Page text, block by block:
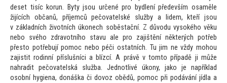
deset tisíc korun. Byty jsou určené pro bydlení především osaměle
žijících občanů, příjemců pečovatelské služby a lidem, kteří jsou
v základních životních úkonech soběstační. Z důvodu vysokého věku
nebo svého zdravotního stavu ale pro zajištění některých potřeb
přesto potřebují pomoc nebo péči ostatních. Tu jim ne vždy mohou
zajistit rodinní příslušníci a blízcí. A právě vtomto případě ji může
nahradit pečovatelská služba. Jednotlivé úkony, jako je například
osobní hygiena, donáška či dovoz obědů, pomoc při podávání jídla a